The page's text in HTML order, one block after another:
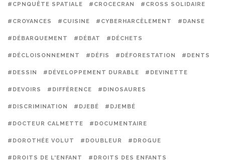
#CPNQUÊTE SPATIALE #CROCECRAN #CROSS SOLIDAIRE
#CROYANCES #CUISINE #CYBERHARCÈLEMENT #DANSE
#DÉBARQUEMENT #DÉBAT #DÉCHETS
#DÉCLOISONNEMENT #DÉFIS #DÉFORESTATION #DENTS
#DESSIN #DÉVELOPPEMENT DURABLE #DEVINETTE
#DEVOIRS #DIFFÉRENCE #DINOSAURES
#DISCRIMINATION #DJEBÉ #DJEMBÉ
#DOCTEUR CALMETTE #DOCUMENTAIRE
#DOROTHÉE VOLUT #DOUBLEUR #DROGUE
#DROITS DE L'ENFANT #DROITS DES ENFANTS